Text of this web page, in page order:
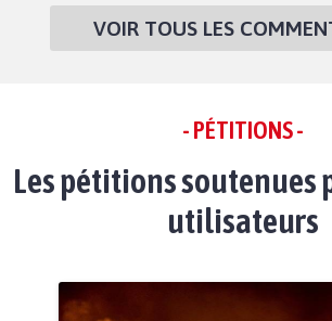
VOIR TOUS LES
- PÉTITIONS -
Les pétitions soutenues
utilisateurs